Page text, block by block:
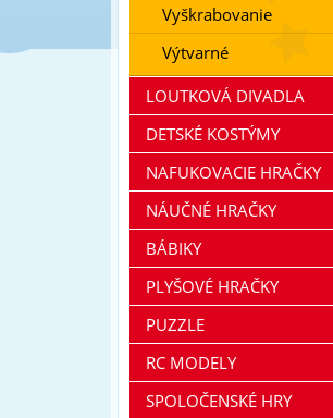
Vyškrabovanie
Výtvarné
LOUTKOVÁ DIVADLA
DETSKÉ KOSTÝMY
NAFUKOVACIE HRAČKY
NÁUČNÉ HRAČKY
BÁBIKY
PLYŠOVÉ HRAČKY
PUZZLE
RC MODELY
SPOLOČENSKÉ HRY